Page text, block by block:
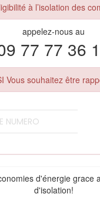
à l’isolation des
appelez-nous au
77 77 36
Vous souhaitez être
d'énergie grace
d'isolation!